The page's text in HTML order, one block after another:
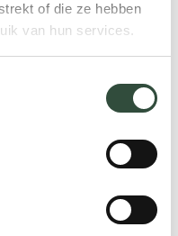
of die ze hebben
van hun services.
en
de organisatie
En
vel? Dit alles